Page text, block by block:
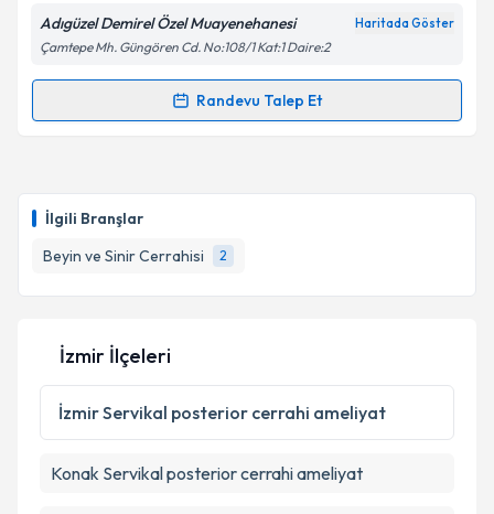
İlgili Branşlar
Beyin ve Sinir Cerrahisi
2
Kişisel verilerimin işlenmesine ilişkin
Metni'ni okudum ve kişisel verilerimin belirtilen
kapsamda işlenmesini kabul ediyorum.
Adıgüzel Demirel Özel Muayenehanesi Haritada Göster
Çamtepe Mh. Güngören Cd. No:108/1 Kat:1 Daire:2
Randevu Talep Et
Randevu Takvimi Talebi
takvim hazırlandığında e-posta ile bilgilendireceğiz.
Kişisel verilerimin işlenmesine ilişkinAydınlatma
Metni'ni okudum ve kişisel verilerimin belirtilen
kapsamda işlenmesini kabul ediyorum.
İzmir İlçeleri
İzmirServikal posterior cerrahi ameliyat
Konak Servikal posterior cerrahi ameliyat